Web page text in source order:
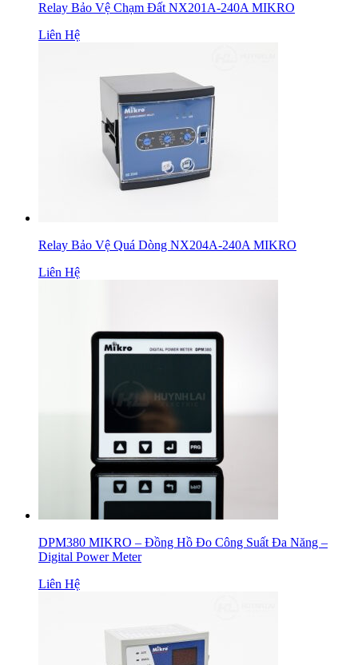
Relay Bảo Vệ Chạm Đất NX201A-240A MIKRO
Liên Hệ
Relay Bảo Vệ Quá Dòng NX204A-240A MIKRO
Liên Hệ
DPM380 MIKRO – Đồng Hồ Đo Công Suất Đa Năng –
Digital Power Meter
Liên Hệ